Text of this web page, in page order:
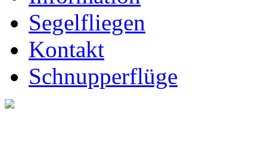
Segelfliegen
Kontakt
Schnupperflüge